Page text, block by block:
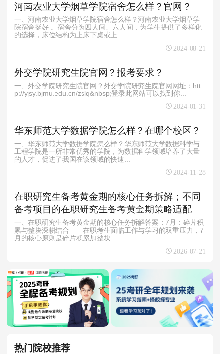
河南农业大学烟草学院宿舍怎么样？官网？
一、河南农业大学烟草学院宿舍怎么样？河南农业大学烟草学
院宿舍挺好 。宿舍分为四人间、六人间，为学生提供了多样化
的选择，床位结构为上床下桌或上...
2024-08-21
外交学院研究生院官网？报考要求？
一、外交学院研究生院官网？外交学院研究生院官网网址：htt
p://yjsy.bjmu.edu.cn/zslq&nbsp;登录此网站可以找到你...
2024-01-31
华东师范大学数据学院怎么样？在哪个校区？
一、华东师范大学数据学院怎么样？华东师范大学数据科学与
工程学院是一所非常优秀的学院，为数据科学领域培养了大量
的人才，促进了我国在该领域的快速...
2024-11-28
在职研究生备考黄金期的核心任务拆解；不同
备考项目的在职研究生备考黄金期策略适配
一、在职研究生备考黄金期的核心任务拆解答案：7月：碎片积
累与整块深耕结合 在职考生面临工作与学习的双重压力，7
月的核心原则是碎片积累加整块...
2026-07-21
热门院校推荐